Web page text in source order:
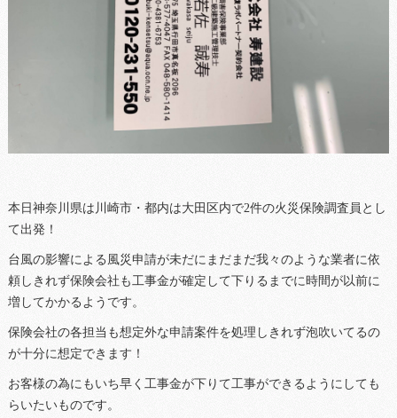
本日神奈川県は川崎市・都内は大田区内で2件の火災保険調査員とし
て出発！
台風の影響による風災申請が未だにまだまだ我々のような業者に依
頼しきれず保険会社も工事金が確定して下りるまでに時間が以前に
増してかかるようです。
保険会社の各担当も想定外な申請案件を処理しきれず泡吹いてるの
が十分に想定できます！
お客様の為にもいち早く工事金が下りて工事ができるようにしても
らいたいものです。